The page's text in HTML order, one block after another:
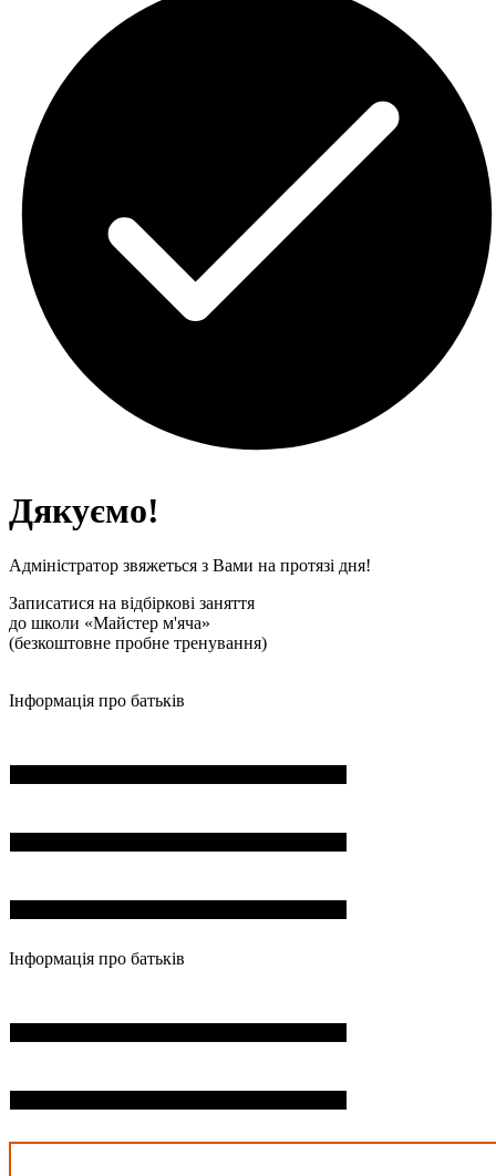
Дякуємо!
Адміністратор звяжеться з Вами на протязі дня!
Записатися на відбіркові заняття
до школи «Майстер м'яча»
(безкоштовне пробне тренування)
Інформація про батьків
Інформація про батьків